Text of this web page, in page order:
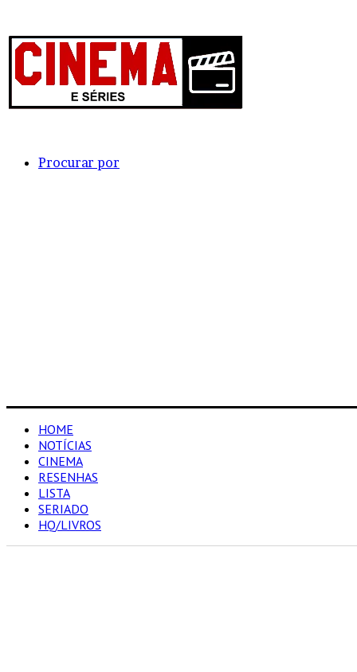
Procurar por
HOME
NOTÍCIAS
CINEMA
RESENHAS
LISTA
SERIADO
HQ/LIVROS